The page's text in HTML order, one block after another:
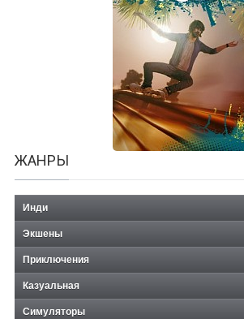
ФИФА 14
ЖАНРЫ
Инди
Экшены
Приключения
Казуальная
Симуляторы